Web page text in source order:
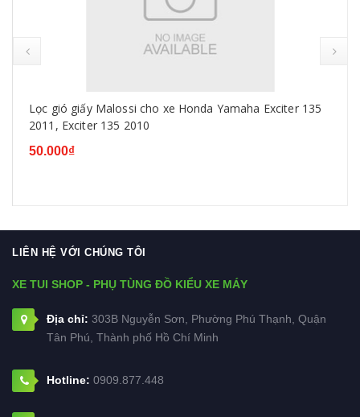
Lọc gió giấy Malossi cho xe Honda Yamaha Exciter 135
2011, Exciter 135 2010
50.000₫
LIÊN HỆ VỚI CHÚNG TÔI
XE TUI SHOP - PHỤ TÙNG ĐỒ KIỂU XE MÁY
Địa chỉ: 303B Nguyễn Sơn, Phường Phú Thạnh, Quận
Tân Phú, Thành phố Hồ Chí Minh
Hotline: 0909.877.448